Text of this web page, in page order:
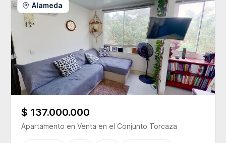
Alameda
$ 137.000.000
Apartamento en Venta en el Conjunto Torcaza